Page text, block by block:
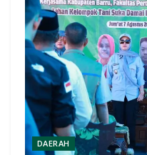
DAERAH